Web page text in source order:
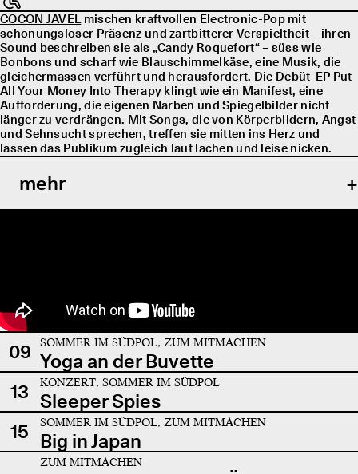
COCON JAVELmischen kraftvollen Electronic-Pop mit
schonungsloser Präsenz und zartbitterer Verspieltheit – ihren
Sound beschreiben sie als „Candy Roquefort“ – süss wie
Bonbons und scharf wie Blauschimmelkäse, eine Musik, die
gleichermassen verführt und herausfordert. Die Debüt-EP Put
All Your Money Into Therapy klingt wie ein Manifest, eine
Aufforderung, die eigenen Narben und Spiegelbilder nicht
länger zu verdrängen. Mit Songs, die von Körperbildern, Angst
und Sehnsucht sprechen, treffen sie mitten ins Herz und
lassen das Publikum zugleich laut lachen und leise nicken.
mehr
09 SOMMER IM SÜDPOL, ZUM MITMACHEN
Yoga an der Buvette
13
KONZERT, SOMMER IM SÜDPOL
Sleeper Spies
15
SOMMER IM SÜDPOL, ZUM MITMACHEN
Big in Japan
ZUM MITMACHEN